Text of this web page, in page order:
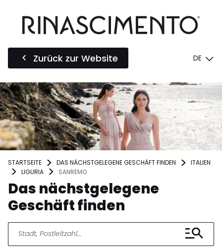
Zurück zur Website DE
STARTSEITE DAS NÄCHSTGELEGENE GESCHÄFT FINDEN
ITALIEN
LIGURIA
SANREMO
Das nächstgelegene
Geschäft finden